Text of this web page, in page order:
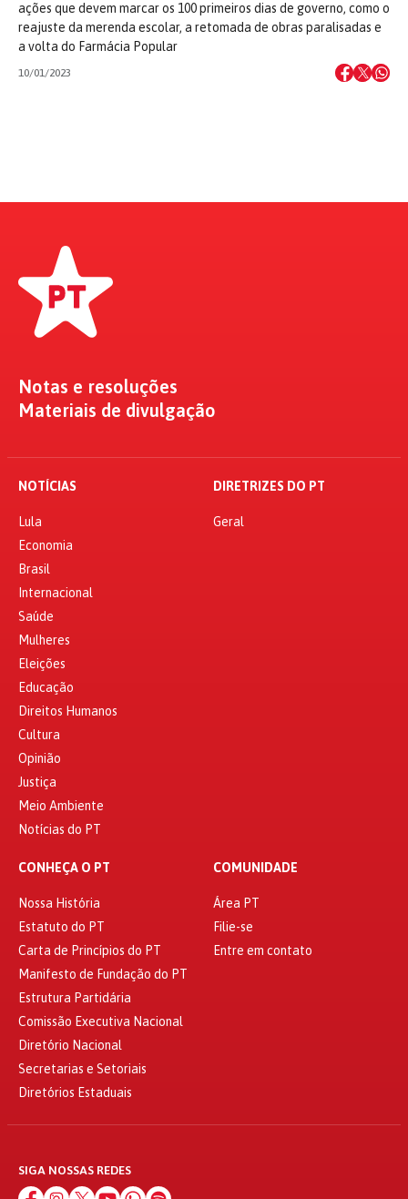
ações que devem marcar os 100 primeiros dias de governo, como o
reajuste da merenda escolar, a retomada de obras paralisadas e
a volta do Farmácia Popular
10/01/2023
Notas e resoluções
Materiais de divulgação
NOTÍCIAS
Lula
Economia
Brasil
Internacional
Saúde
Mulheres
Eleições
Educação
Direitos Humanos
Cultura
Opinião
Justiça
Meio Ambiente
Notícias do PT
DIRETRIZES DO PT
Geral
CONHEÇA O PT
Nossa História
Estatuto do PT
Carta de Princípios do PT
Manifesto de Fundação do PT
Estrutura Partidária
Comissão Executiva Nacional
Diretório Nacional
Secretarias e Setoriais
Diretórios Estaduais
COMUNIDADE
Área PT
Filie-se
Entre em contato
SIGA NOSSAS REDES